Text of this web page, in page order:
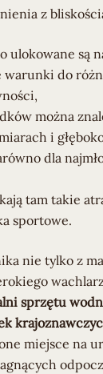
z
ulokowane są
warunki do
można
i
dla
tam takie
sportowe.
nie tylko z
sprzętu
miejsce na